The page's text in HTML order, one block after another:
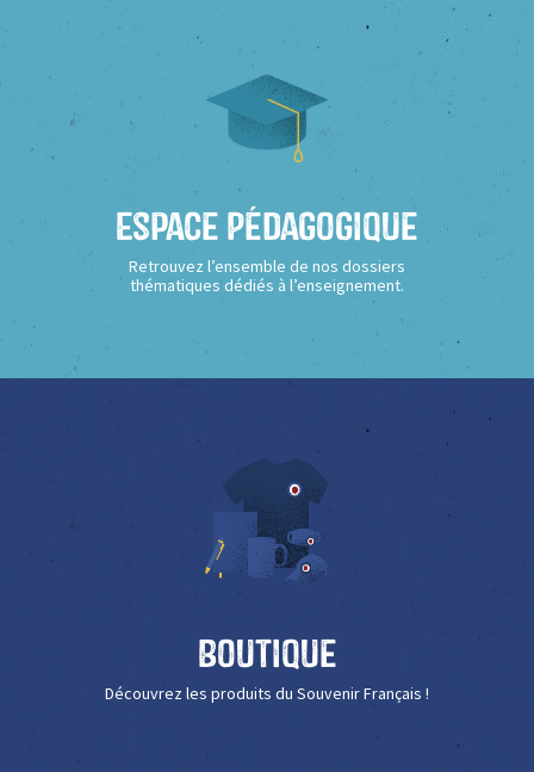
Espace Pédagogique
Retrouvez l’ensemble de nos dossiers
thématiques dédiés à l’enseignement.
Boutique
Découvrez les produits du Souvenir Français !